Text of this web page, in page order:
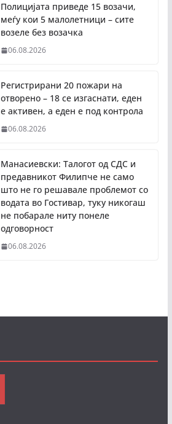
Полицијата приведе 15 возачи,
меѓу кои 5 малолетници – сите
возеле без возачка
06.08.2026
Регистрирани 20 пожари на
отворено – 18 се изгаснати, еден
е активен, а еден е под контрола
06.08.2026
Манасиевски: Талогот од СДС и
предавникот Филипче не само
што не го решавале проблемот со
водата во Гостивар, туку никогаш
не побарале ниту понеле
одговорност
06.08.2026